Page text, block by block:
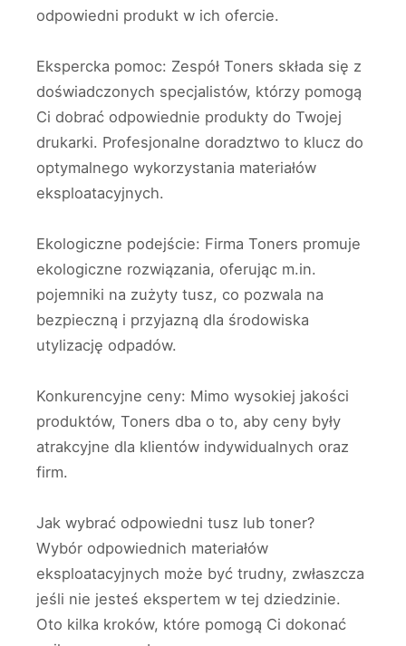
odpowiedni produkt w ich ofercie.
Ekspercka pomoc: Zespół Toners składa się z
doświadczonych specjalistów, którzy pomogą
Ci dobrać odpowiednie produkty do Twojej
drukarki. Profesjonalne doradztwo to klucz do
optymalnego wykorzystania materiałów
eksploatacyjnych.
Ekologiczne podejście: Firma Toners promuje
ekologiczne rozwiązania, oferując m.in.
pojemniki na zużyty tusz, co pozwala na
bezpieczną i przyjazną dla środowiska
utylizację odpadów.
Konkurencyjne ceny: Mimo wysokiej jakości
produktów, Toners dba o to, aby ceny były
atrakcyjne dla klientów indywidualnych oraz
firm.
Jak wybrać odpowiedni tusz lub toner?
Wybór odpowiednich materiałów
eksploatacyjnych może być trudny, zwłaszcza
jeśli nie jesteś ekspertem w tej dziedzinie.
Oto kilka kroków, które pomogą Ci dokonać